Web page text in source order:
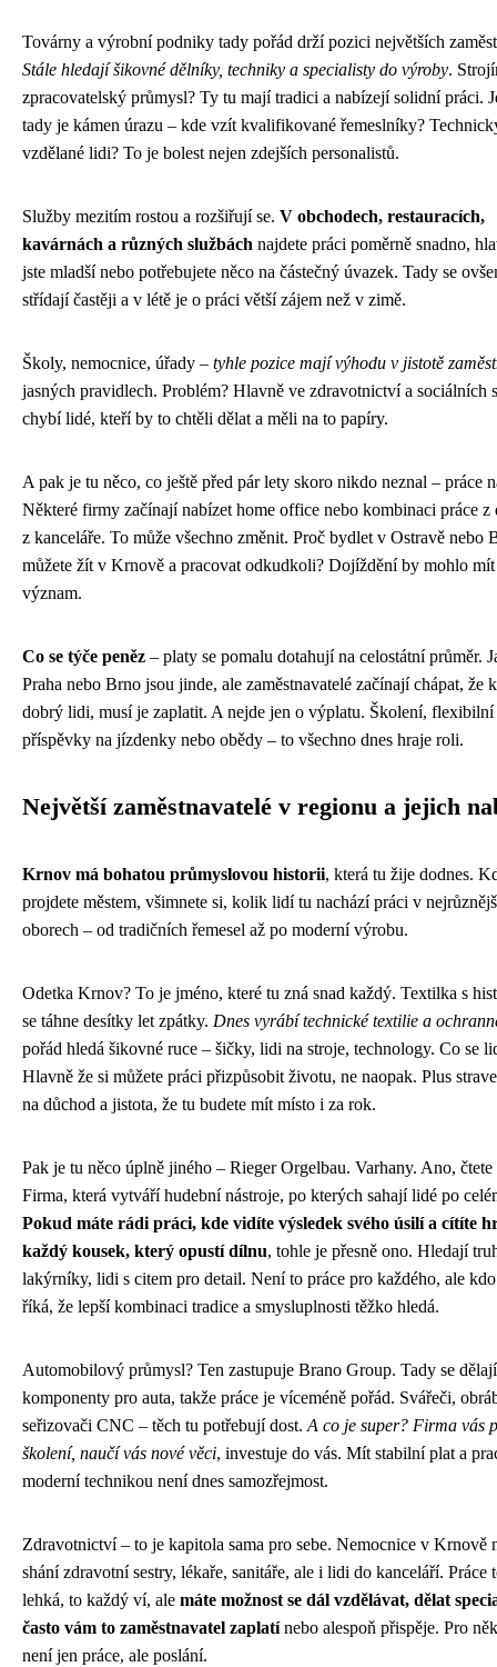
Továrny a výrobní podniky tady pořád drží pozici největších
Stále hledají šikovné dělníky, techniky a specialisty do výroby.
zpracovatelský průmysl? Ty tu mají tradici a nabízejí solidní práci.
tady je kámen úrazu – kde vzít kvalifikované řemeslníky?
vzdělané lidi? To je bolest nejen zdejších personalistů.
Služby mezitím rostou a rozšiřují se. V obchodech, restauracích,
kavárnách a různých službách najdete práci poměrně snadno,
jste mladší nebo potřebujete něco na částečný úvazek. Tady se
střídají častěji a v létě je o práci větší zájem než v zimě.
Školy, nemocnice, úřady – tyhle pozice mají výhodu v jistotě
jasných pravidlech. Problém? Hlavně ve zdravotnictví a sociálních
chybí lidé, kteří by to chtěli dělat a měli na to papíry.
A pak je tu něco, co ještě před pár lety skoro nikdo neznal – práce
Některé firmy začínají nabízet home office nebo kombinaci práce z
z kanceláře. To může všechno změnit. Proč bydlet v Ostravě nebo
můžete žít v Krnově a pracovat odkudkoli? Dojíždění by mohlo
význam.
Co se týče peněz – platy se pomalu dotahují na celostátní průměr.
Praha nebo Brno jsou jinde, ale zaměstnavatelé začínají chápat, že
dobrý lidi, musí je zaplatit. A nejde jen o výplatu. Školení, flexibilní
příspěvky na jízdenky nebo obědy – to všechno dnes hraje roli.
Největší zaměstnavatelé v regionu a jejich
Krnov má bohatou průmyslovou historii, která tu žije dodnes.
projdete městem, všimnete si, kolik lidí tu nachází práci v
oborech – od tradičních řemesel až po moderní výrobu.
Odetka Krnov? To je jméno, které tu zná snad každý. Textilka s
se táhne desítky let zpátky. Dnes vyrábí technické textilie a
pořád hledá šikovné ruce – šičky, lidi na stroje, technology. Co se
Hlavně že si můžete práci přizpůsobit životu, ne naopak. Plus
na důchod a jistota, že tu budete mít místo i za rok.
Pak je tu něco úplně jiného – Rieger Orgelbau. Varhany. Ano, čtete
Firma, která vytváří hudební nástroje, po kterých sahají lidé po
Pokud máte rádi práci, kde vidíte výsledek svého úsilí a cítíte
každý kousek, který opustí dílnu, tohle je přesně ono. Hledají
lakýrníky, lidi s citem pro detail. Není to práce pro každého, ale
říká, že lepší kombinaci tradice a smysluplnosti těžko hledá.
Automobilový průmysl? Ten zastupuje Brano Group. Tady se dělají
komponenty pro auta, takže práce je víceméně pořád. Svářeči,
seřizovači CNC – těch tu potřebují dost.A co je super? Firma vás
školení, naučí vás nové věci, investuje do vás. Mít stabilní plat a
moderní technikou není dnes samozřejmost.
Zdravotnictví – to je kapitola sama pro sebe. Nemocnice v Krnově
shání zdravotní sestry, lékaře, sanitáře, ale i lidi do kanceláří. Práce
lehká, to každý ví, ale máte možnost se dál vzdělávat, dělat
často vám to zaměstnavatel zaplatínebo alespoň přispěje. Pro
není jen práce, ale poslání.